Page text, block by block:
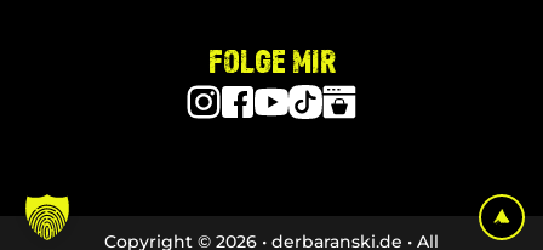
FOLGE MIR
Copyright © 2026 • derbaranski.de • All